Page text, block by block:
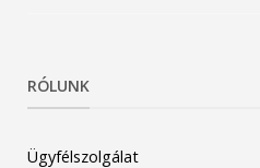
RÓLUNK
Ügyfélszolgálat